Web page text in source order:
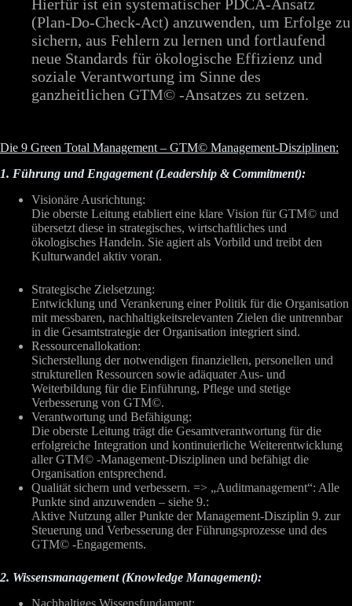
Hierfür ist ein systematischer PDCA-Ansatz
(Plan-Do-Check-Act) anzuwenden, um Erfolge zu
sichern, aus Fehlern zu lernen und fortlaufend
neue Standards für ökologische Effizienz und
soziale Verantwortung im Sinne des
ganzheitlichen GTM© -Ansatzes zu setzen.
Die 9 Green Total Management – GTM© Management-Disziplinen:
1. Führung und Engagement (Leadership & Commitment):
Visionäre Ausrichtung:
Die oberste Leitung etabliert eine klare Vision für GTM© und
übersetzt diese in strategisches, wirtschaftliches und
ökologisches Handeln. Sie agiert als Vorbild und treibt den
Kulturwandel aktiv voran.
Strategische Zielsetzung:
Entwicklung und Verankerung einer Politik für die Organisation
mit messbaren, nachhaltigkeitsrelevanten Zielen die untrennbar
in die Gesamtstrategie der Organisation integriert sind.
Ressourcenallokation:
Sicherstellung der notwendigen finanziellen, personellen und
strukturellen Ressourcen sowie adäquater Aus- und
Weiterbildung für die Einführung, Pflege und stetige
Verbesserung von GTM©.
Verantwortung und Befähigung:
Die oberste Leitung trägt die Gesamtverantwortung für die
erfolgreiche Integration und kontinuierliche Weiterentwicklung
aller GTM© -Management-Disziplinen und befähigt die
Organisation entsprechend.
Qualität sichern und verbessern. => „Auditmanagement“: Alle
Punkte sind anzuwenden – siehe 9.:
Aktive Nutzung aller Punkte der Management-Disziplin 9. zur
Steuerung und Verbesserung der Führungsprozesse und des
GTM© -Engagements.
2. Wissensmanagement (Knowledge Management):
Nachhaltiges Wissensfundament: